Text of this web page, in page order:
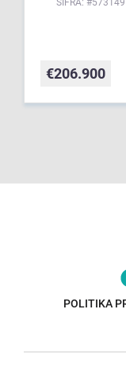
ŠIFRA: #573149
€206.900
POLITIKA